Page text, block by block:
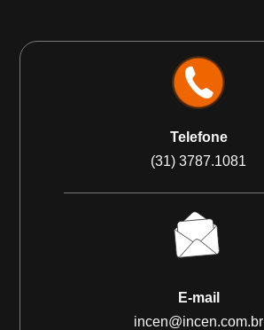
Telefone
(31) 3787.1081
E-mail
incen@incen.com.br